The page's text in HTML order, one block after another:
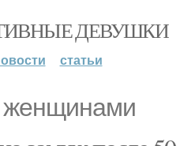
ДЕВУШКИ
статьи